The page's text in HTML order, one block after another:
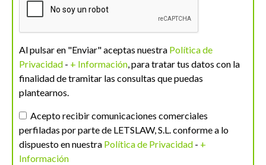
Al pulsar en "Enviar" aceptas nuestra Política de
Privacidad - + Información, para tratar tus datos con la
finalidad de tramitar las consultas que puedas
plantearnos.
Acepto recibir comunicaciones comerciales
perfiladas por parte de LETSLAW, S.L. conforme a lo
dispuesto en nuestra Política de Privacidad - +
Información